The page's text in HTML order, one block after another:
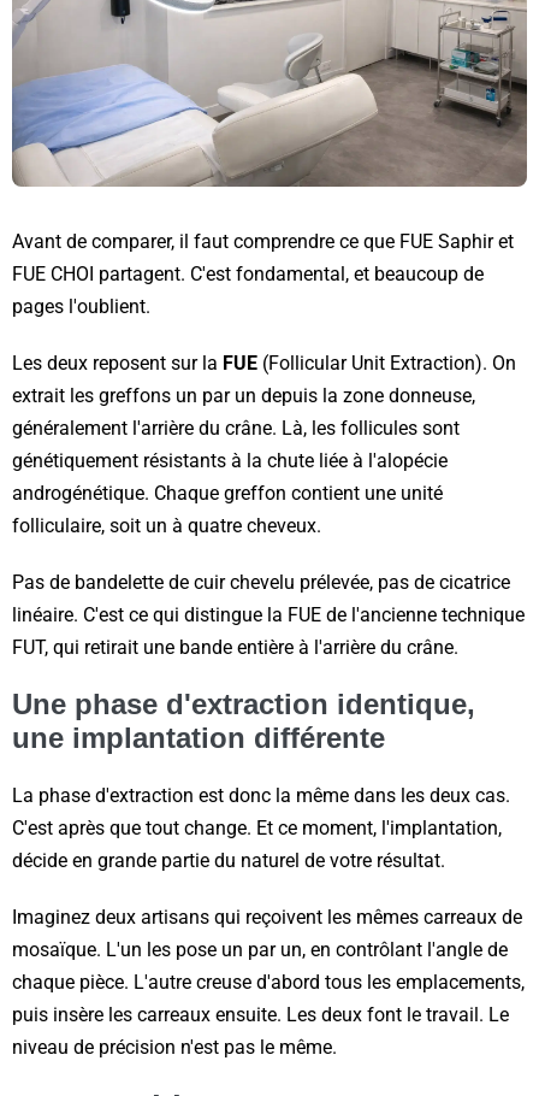
Avant de comparer, il faut comprendre ce que FUE Saphir et
FUE CHOI partagent. C'est fondamental, et beaucoup de
pages l'oublient.
Les deux reposent sur la FUE (Follicular Unit Extraction). On
extrait les greffons un par un depuis la zone donneuse,
généralement l'arrière du crâne. Là, les follicules sont
génétiquement résistants à la chute liée à l'alopécie
androgénétique. Chaque greffon contient une unité
folliculaire, soit un à quatre cheveux.
Pas de bandelette de cuir chevelu prélevée, pas de cicatrice
linéaire. C'est ce qui distingue la FUE de l'ancienne technique
FUT, qui retirait une bande entière à l'arrière du crâne.
Une phase d'extraction identique,
une implantation différente
La phase d'extraction est donc la même dans les deux cas.
C'est après que tout change. Et ce moment, l'implantation,
décide en grande partie du naturel de votre résultat.
Imaginez deux artisans qui reçoivent les mêmes carreaux de
mosaïque. L'un les pose un par un, en contrôlant l'angle de
chaque pièce. L'autre creuse d'abord tous les emplacements,
puis insère les carreaux ensuite. Les deux font le travail. Le
niveau de précision n'est pas le même.